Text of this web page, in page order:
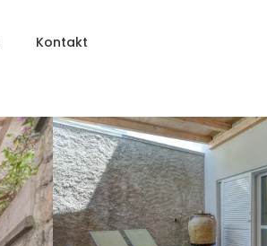
Kontakt